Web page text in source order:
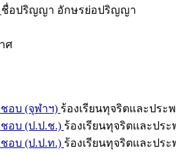
ชื่อปริญญา อักษรย่อปริญญา
ศ
อบ (จุฬาฯ) ร้องเรียนทุจริตและประ
อบ (ป.ป.ช.) ร้องเรียนทุจริตและปร
อบ (ป.ป.ท.) ร้องเรียนทุจริตและปร